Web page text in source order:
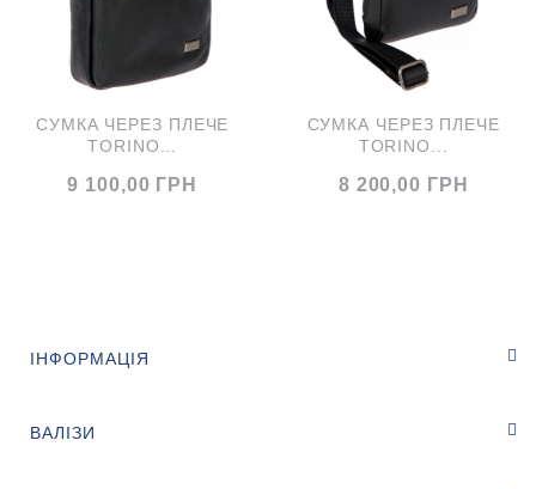
СУМКА ЧЕРЕЗ ПЛЕЧЕ
TORINO...
9 100,00 ГРН
СУМКА ЧЕРЕЗ ПЛЕЧЕ
TORINO...
8 200,00 ГРН
ІНФОРМАЦІЯ
ВАЛІЗИ